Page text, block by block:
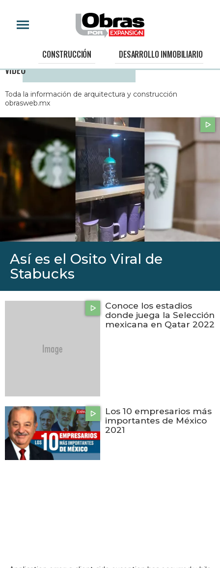
CONSTRUCCIÓN DESARROLLO INMOBILIARIO
VIDEO
Toda la información de arquitectura y construcción
obrasweb.mx
Así es el Osito Viral de
Stabucks
Conoce los estadios
donde juega la Selección
mexicana en Qatar 2022
Los 10 empresarios más
importantes de México
2021